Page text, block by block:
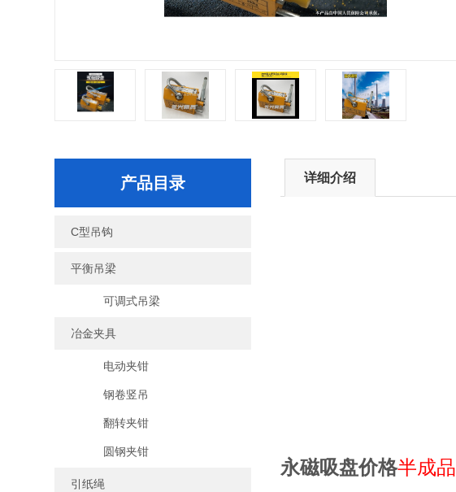
产品目录
C型吊钩
平衡吊梁
可调式吊梁
冶金夹具
电动夹钳
钢卷竖吊
翻转夹钳
圆钢夹钳
引纸绳
详细介绍
永磁吸盘价格半成品